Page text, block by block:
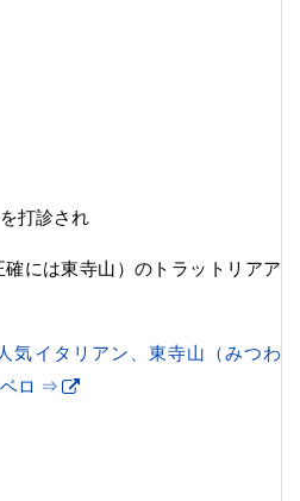
打診され
には東寺山）のトラットリアア
気イタリアン、東寺山（みつわ
ベロ ⇒